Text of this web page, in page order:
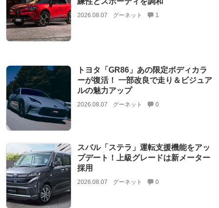
2026.08.07 グーネット 1
トヨタ「GR86」あの限定ボディカラ
ーが復活！ 一部改良で走り＆ビジュア
ルの魅力アップ
2026.08.07 グーネット 0
スバル「ステラ」運転支援機能をアッ
プデート！上級グレードは新メーター
採用
2026.08.07 グーネット 0